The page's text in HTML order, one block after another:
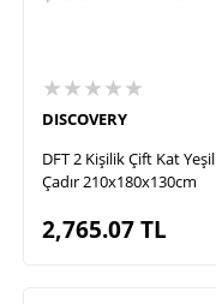
★★★★★
DISCOVERY
DFT 2 Kişilik Çift Kat Yeşil
Çadır 210x180x130cm
2,765.07TL